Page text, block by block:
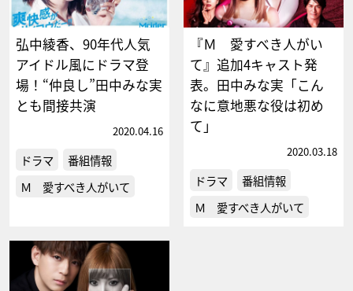
弘中綾香、90年代人気
アイドル風にドラマ登
場！“仲良し”田中みな実
とも間接共演
2020.04.16
ドラマ
番組情報
Ｍ 愛すべき人がいて
『Ｍ 愛すべき人がい
て』追加4キャスト発
表。田中みな実「こん
なに意地悪な役は初め
て」
2020.03.18
ドラマ
番組情報
Ｍ 愛すべき人がいて